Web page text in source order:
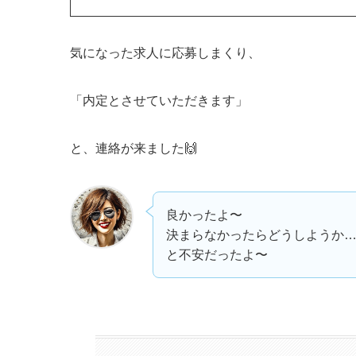
気になった求人に応募しまくり、
「内定とさせていただきます」
と、連絡が来ました🙌
良かったよ〜
決まらなかったらどうしようか…
と不安だったよ〜